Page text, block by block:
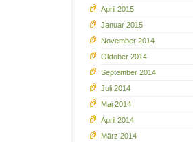
April 2015
Januar 2015
November 2014
Oktober 2014
September 2014
Juli 2014
Mai 2014
April 2014
März 2014